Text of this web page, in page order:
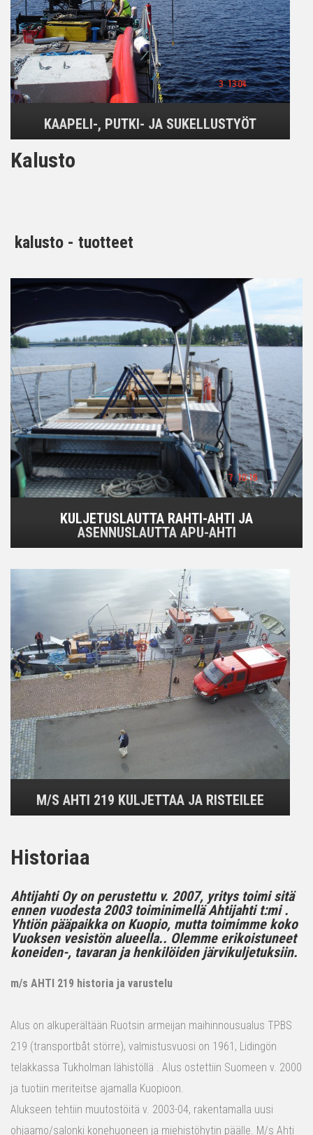
KAAPELI-, PUTKI- JA SUKELLUSTYÖT
Kalusto
kalusto - tuotteet
KULJETUSLAUTTA RAHTI-AHTI JA
ASENNUSLAUTTA APU-AHTI
M/S AHTI 219 KULJETTAA JA RISTEILEE
Historiaa
Ahtijahti Oy on perustettu v. 2007, yritys toimi sitä
ennen vuodesta 2003 toiminimellä Ahtijahti t:mi .
Yhtiön pääpaikka on Kuopio, mutta toimimme koko
Vuoksen vesistön alueella.. Olemme erikoistuneet
koneiden-, tavaran ja henkilöiden järvikuljetuksiin.
m/s AHTI 219 historia ja varustelu
Alus on alkuperältään Ruotsin armeijan maihinnousualus TPBS
219 (transportbåt större), valmistusvuosi on 1961, Lidingön
telakkassa Tukholman lähistöllä . Alus ostettiin Suomeen v. 2000
ja tuotiin meriteitse ajamalla Kuopioon.
Alukseen tehtiin muutostöitä v. 2003-04, rakentamalla uusi
ohjaamo/salonki konehuoneen ja miehistöhytin päälle. M/s Ahti